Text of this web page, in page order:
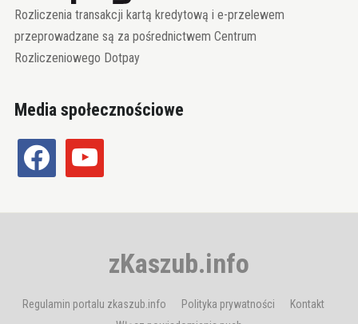
Rozliczenia transakcji kartą kredytową i e-przelewem
przeprowadzane są za pośrednictwem Centrum
Rozliczeniowego Dotpay
Media społecznościowe
facebook youtube
zKaszub.info
Regulamin portalu zkaszub.info Polityka prywatności
Kontakt